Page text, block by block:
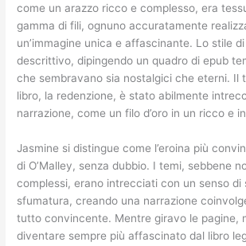
come un arazzo ricco e complesso, era
gamma di fili, ognuno accuratamente
un’immagine unica e affascinante. Lo stile
descrittivo, dipingendo un quadro di epub
che sembravano sia nostalgici che eterni. Il
libro, la redenzione, è stato abilmente
narrazione, come un filo d’oro in un ricco e
Jasmine si distingue come l’eroina più
di O’Malley, senza dubbio. I temi, sebbene
complessi, erano intrecciati con un senso di
sfumatura, creando una narrazione
tutto convincente. Mentre giravo le pagine,
diventare sempre più affascinato dal libro